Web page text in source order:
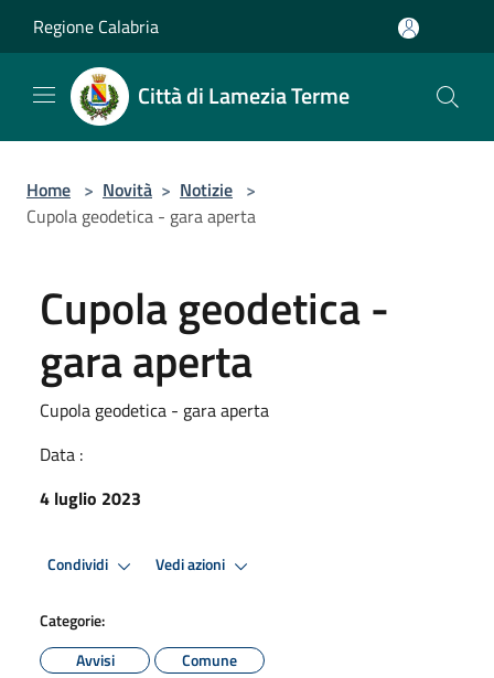
Regione Calabria
Città di Lamezia Terme
Home > Novità > Notizie >
Cupola geodetica - gara aperta
Cupola geodetica -
gara aperta
Cupola geodetica - gara aperta
Data :
4 luglio 2023
Condividi Vedi azioni
Categorie:
Avvisi
Comune